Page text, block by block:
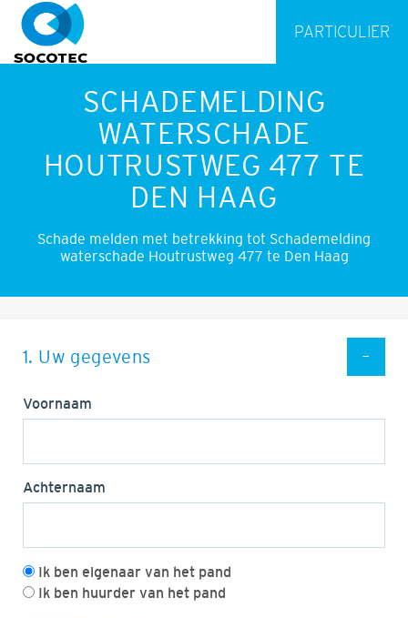
PARTICULIER
SCHADEMELDING
WATERSCHADE
HOUTRUSTWEG 477 TE
DEN HAAG
Schade melden met betrekking tot Schademelding
waterschade Houtrustweg 477 te Den Haag
1. Uw gegevens
Voornaam
Achternaam
Ik ben eigenaar van het pand
Ik ben huurder van het pand